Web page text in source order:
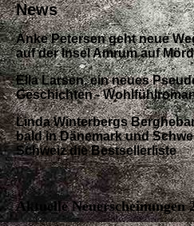
News
Anke Petersen geht neue
auf der Insel Amrum auf
Ella Larsen, ein neues
Geschichten -
Linda Winterbergs
bald in Dänemark und
Schweiz die Bestsellerliste
Aktuelle Neuerscheinungen